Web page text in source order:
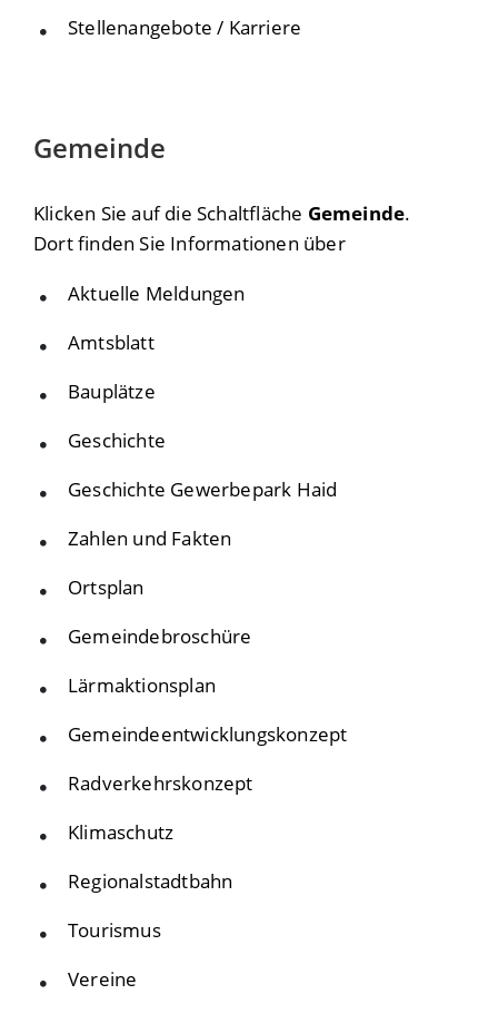
Stellenangebote / Karriere
Gemeinde
Klicken Sie auf die Schaltfläche Gemeinde.
Dort finden Sie Informationen über
Aktuelle Meldungen
Amtsblatt
Bauplätze
Geschichte
Geschichte Gewerbepark Haid
Zahlen und Fakten
Ortsplan
Gemeindebroschüre
Lärmaktionsplan
Gemeindeentwicklungskonzept
Radverkehrskonzept
Klimaschutz
Regionalstadtbahn
Tourismus
Vereine